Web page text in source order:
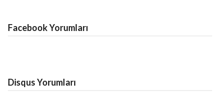
Facebook Yorumları
Disqus Yorumları